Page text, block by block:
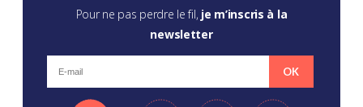
Pour ne pas perdre le fil, je m’inscris à la
newsletter
OK